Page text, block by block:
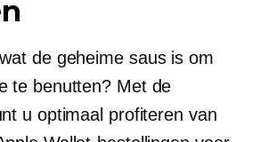
de geheime saus is om
te benutten? Met de
u optimaal profiteren van